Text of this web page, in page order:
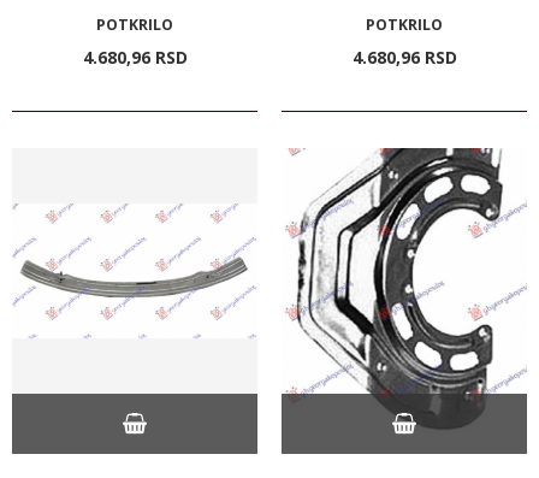
POTKRILO
4.680,96 RSD
POTKRILO
4.680,96 RSD